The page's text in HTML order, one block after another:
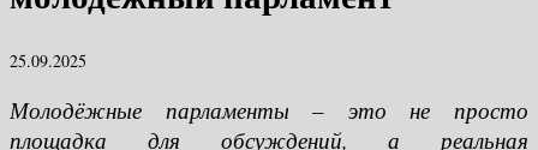
25.09.2025
Молодёжные парламенты – это не просто
площадка для обсуждений, а реальная